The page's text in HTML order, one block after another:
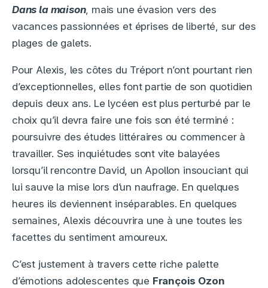
Dans la maison, mais une évasion vers des
vacances passionnées et éprises de liberté, sur des
plages de galets.
Pour Alexis, les côtes du Tréport n’ont pourtant rien
d’exceptionnelles, elles font partie de son quotidien
depuis deux ans. Le lycéen est plus perturbé par le
choix qu’il devra faire une fois son été terminé :
poursuivre des études littéraires ou commencer à
travailler. Ses inquiétudes sont vite balayées
lorsqu’il rencontre David, un Apollon insouciant qui
lui sauve la mise lors d’un naufrage. En quelques
heures ils deviennent inséparables. En quelques
semaines, Alexis découvrira une à une toutes les
facettes du sentiment amoureux.
C’est justement à travers cette riche palette
d’émotions adolescentes que François Ozon